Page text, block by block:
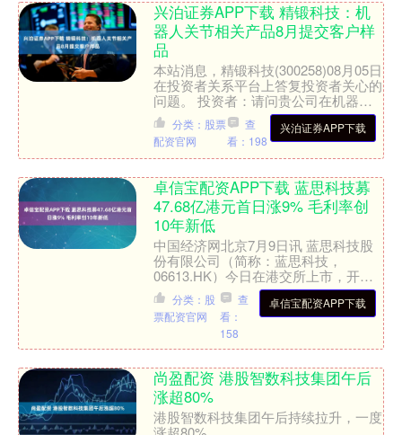
兴泊证券APP下载 精锻科技：机
器人关节相关产品8月提交客户样
品
本站消息，精锻科技(300258)08月05日
在投资者关系平台上答复投资者关心的
问题。 投资者：请问贵公司在机器人
和人形机器人业务上有哪些布局？是否
已经与下游机....
兴泊证券APP下载
分类：股票
配资官网
查
看：198
卓信宝配资APP下载 蓝思科技募
47.68亿港元首日涨9% 毛利率创
10年新低
中国经济网北京7月9日讯 蓝思科技股
份有限公司（简称：蓝思科技，
06613.HK）今日在港交所上市，开盘
报18.88港元，涨幅3.85%。截至收
盘，蓝思科技报1....卓信宝配资APP下载
分类：股
票配资官网
查
看：
158
尚盈配资 港股智数科技集团午后
涨超80%
港股智数科技集团午后持续拉升，一度